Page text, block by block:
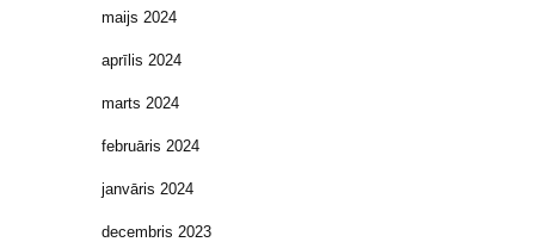
maijs 2024
aprīlis 2024
marts 2024
februāris 2024
janvāris 2024
decembris 2023